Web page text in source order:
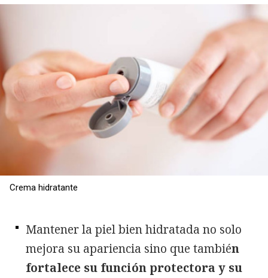
Crema hidratante
Mantener la piel bien hidratada no solo
mejora su apariencia sino que también
fortalece su función protectora y su